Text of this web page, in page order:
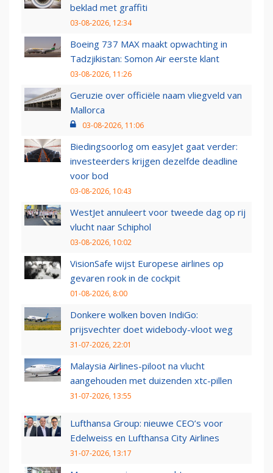
beklad met graffiti
03-08-2026, 12:34
Boeing 737 MAX maakt opwachting in
Tadzjikistan: Somon Air eerste klant
03-08-2026, 11:26
Geruzie over officiële naam vliegveld van
Mallorca
03-08-2026, 11:06
Biedingsoorlog om easyJet gaat verder:
investeerders krijgen dezelfde deadline
voor bod
03-08-2026, 10:43
WestJet annuleert voor tweede dag op rij
vlucht naar Schiphol
03-08-2026, 10:02
VisionSafe wijst Europese airlines op
gevaren rook in de cockpit
01-08-2026, 8:00
Donkere wolken boven IndiGo:
prijsvechter doet widebody-vloot weg
31-07-2026, 22:01
Malaysia Airlines-piloot na vlucht
aangehouden met duizenden xtc-pillen
31-07-2026, 13:55
Lufthansa Group: nieuwe CEO’s voor
Edelweiss en Lufthansa City Airlines
31-07-2026, 13:17